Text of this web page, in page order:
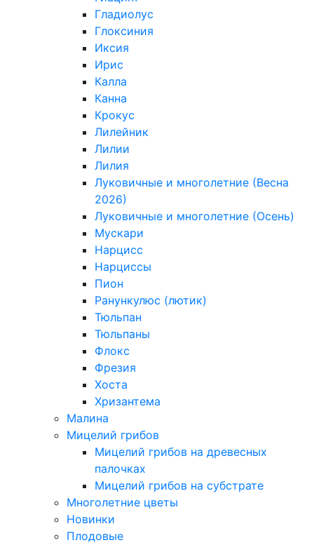
Гладиолус
Глоксиния
Иксия
Ирис
Калла
Канна
Крокус
Лилейник
Лилии
Лилия
Луковичные и многолетние (Весна
2026)
Луковичные и многолетние (Осень)
Мускари
Нарцисс
Нарциссы
Пион
Ранункулюс (лютик)
Тюльпан
Тюльпаны
Флокс
Фрезия
Хоста
Хризантема
Малина
Мицелий грибов
Мицелий грибов на древесных
палочках
Мицелий грибов на субстрате
Многолетние цветы
Новинки
Плодовые